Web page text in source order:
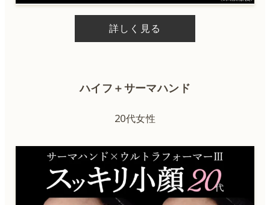
ハイフ＋サーマジェン
ハイドラジェントル
ケアシス
ニキビ治療
詳しく見る
ハイフ＋サーマハンド
20代女性